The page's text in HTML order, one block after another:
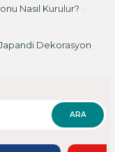
Nasıl Kurulur?
Dekorasyon
ARA